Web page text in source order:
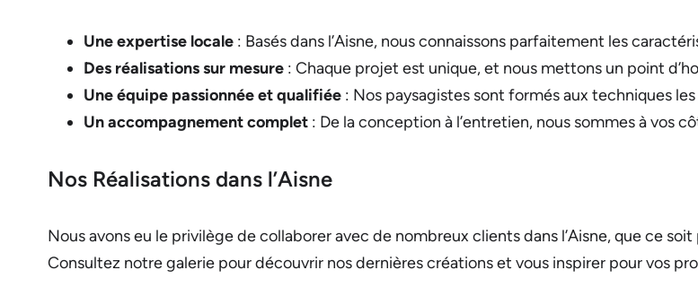
Une expertise locale: Basés dans l’Aisne, nous connaissons parfaitement les
Des réalisations sur mesure: Chaque projet est unique, et nous mettons un point
Une équipe passionnée et qualifiée: Nos paysagistes sont formés aux techniques
Un accompagnement complet: De la conception à l’entretien, nous sommes à vos
Nos Réalisations dans l’Aisne
Nous avons eu le privilège de collaborer avec de nombreux clients dans l’Aisne, que ce
Consultez notre galerie pour découvrir nos dernières créations et vous inspirer pour vos